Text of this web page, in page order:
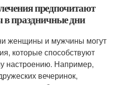
предпочитают
праздничные дни
женщины и мужчины могут
которые способствуют
настроению. Например,
вечеринок,